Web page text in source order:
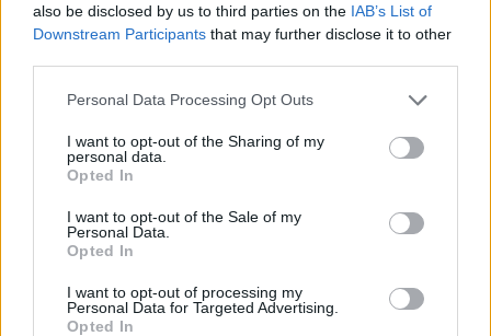
also be disclosed by us to third parties on the IAB’s List of
Downstream Participants that may further disclose it to other
Personal Data Processing Opt Outs
I want to opt-out of the Sharing of my
personal data.
Opted In
I want to opt-out of the Sale of my
Personal Data.
Opted In
I want to opt-out of processing my
Personal Data for Targeted Advertising.
Opted In
@ndrews83
♬ πρωτότυπος ήχος – ΑΝΔΡΕΑΣ ΓΚΟΤΣΗΣ
Email
Tags: ΒΙΝΤΕΟ ΣΥΜΠΛΟΚΗ
Σχετικά Άρθρα